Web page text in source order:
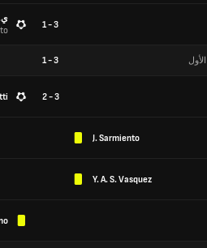
3 - 1
3
-
1
3 - 2
J. Sarmiento
Y. A. S. Vasquez